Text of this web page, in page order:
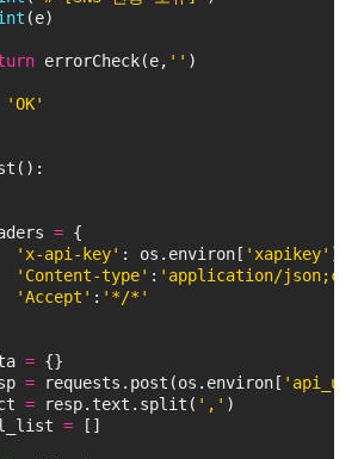
(e)
errorCheck(e, '' )
'OK'
= {
'x-api-key' : os.environ[ 'xapikey' ],
'Content-type' : 'application/
'Accept' : '*/*'
= {}
= requests.post(os.environ[
= resp.text.split( ',' )
= []